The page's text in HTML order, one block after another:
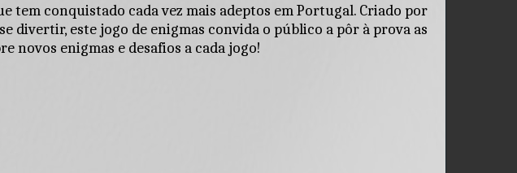
tem conquistado cada vez mais adeptos em Portugal. Criado por
divertir, este jogo de enigmas convida o público a pôr à prova as
novos enigmas e desafios a cada jogo!